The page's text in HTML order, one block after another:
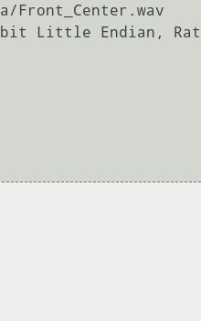
Front_Center.wav
bit Little Endian,